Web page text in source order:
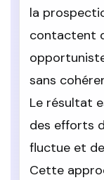
la
contactent
sans
Le résultat
des efforts
fluctue et
Cette